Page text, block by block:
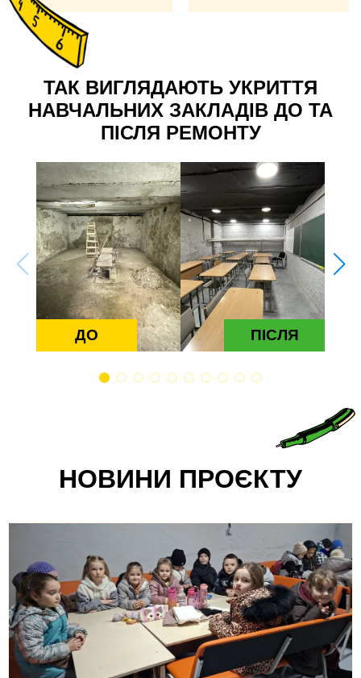
ТАК ВИГЛЯДАЮТЬ УКРИТТЯ
НАВЧАЛЬНИХ ЗАКЛАДІВ ДО ТА
ПІСЛЯ РЕМОНТУ
ДО ПІСЛЯ
НОВИНИ ПРОЄКТУ